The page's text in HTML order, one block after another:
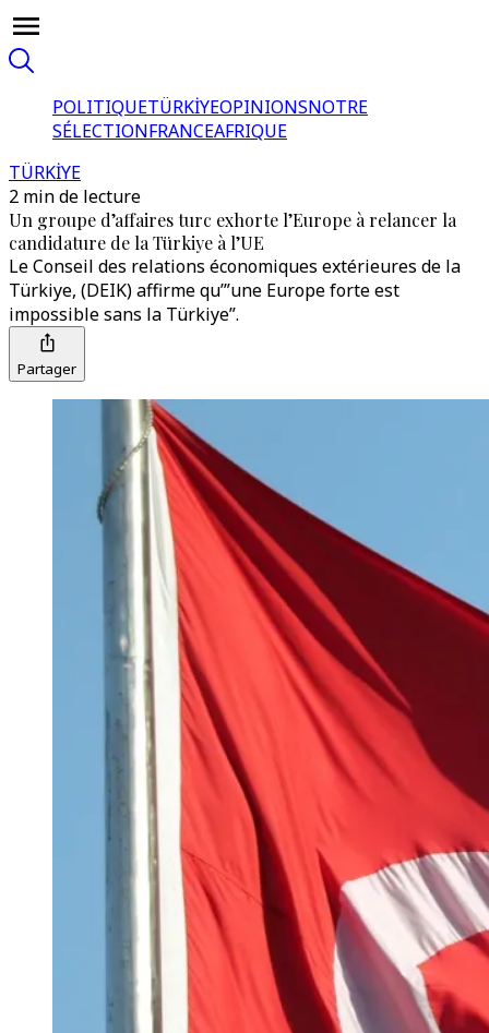
POLITIQUETÜRKİYEOPINIONSNOTRE
SÉLECTIONFRANCEAFRIQUE
TÜRKİYE
2 min de lecture
Un groupe d’affaires turc exhorte l’Europe à relancer la
candidature de la Türkiye à l’UE
Le Conseil des relations économiques extérieures de la
Türkiye, (DEIK) affirme qu’”une Europe forte est
impossible sans la Türkiye”.
Partager